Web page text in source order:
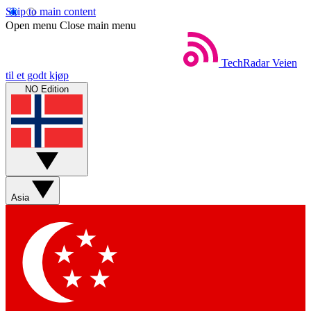
Skip to main content
Open menu Close main menu
TechRadar Veien
til et godt kjøp
NO Edition
Asia